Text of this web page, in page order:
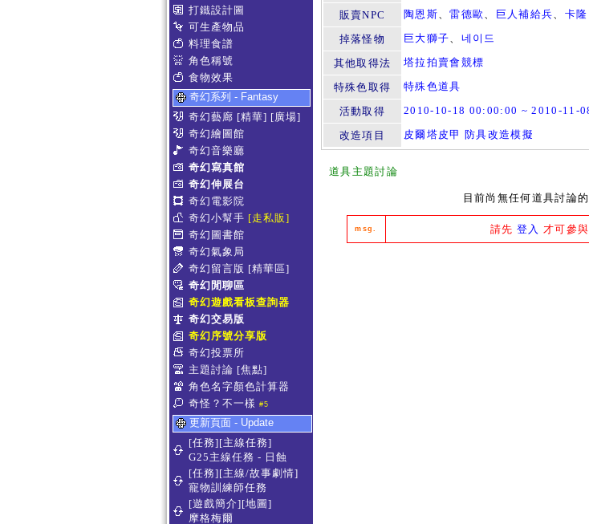
打鐵設計圖
可生產物品
料理食譜
角色稱號
食物效果
奇幻系列 - Fantasy
奇幻藝廊 [精華] [廣場]
奇幻繪圖館
奇幻音樂廳
奇幻寫真館
奇幻伸展台
奇幻電影院
奇幻小幫手 [走私販]
奇幻圖書館
奇幻氣象局
奇幻留言版 [精華區]
奇幻閒聊區
奇幻遊戲看板查詢器
奇幻交易版
奇幻序號分享版
奇幻投票所
主題討論 [焦點]
角色名字顏色計算器
奇怪？不一樣 #5
更新頁面 - Update
[任務][主線任務]
G25主線任務 - 日蝕
[任務][主線/故事劇情]
寵物訓練師任務
[遊戲簡介][地圖]
摩格梅爾
販賣NPC
陶恩斯、雷德歐 、 巨人補給兵、 卡隆
掉落怪物 巨大獅子、 네이드
其他取得法 塔拉拍賣會競標
特殊色取得 特殊色道具
活動取得 2010-10-18 00:00:00 ~ 2010-11-
改造項目 皮爾塔皮甲 防具改造模擬
道具主題討論
目前尚無任何道具討論
msg. 請先 登入 才可參與